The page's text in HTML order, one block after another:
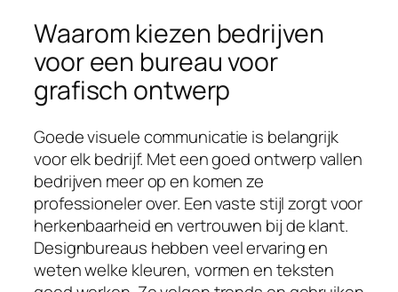
Waarom kiezen bedrijven
voor een bureau voor
grafisch ontwerp
Goede visuele communicatie is belangrijk
voor elk bedrijf. Met een goed ontwerp vallen
bedrijven meer op en komen ze
professioneler over. Een vaste stijl zorgt voor
herkenbaarheid en vertrouwen bij de klant.
Designbureaus hebben veel ervaring en
weten welke kleuren, vormen en teksten